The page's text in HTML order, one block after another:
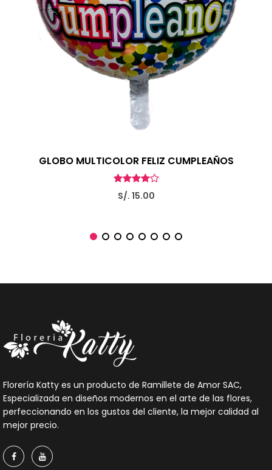
GLOBO MULTICOLOR FELIZ CUMPLEAÑOS
S/. 15.00
Florería Katty es un producto de Ramillete de Amor SAC,
Especializada en diseños modernos en el arte de las flores,
perfeccionando en los gustos del cliente, la mejor calidad al
mejor precio.